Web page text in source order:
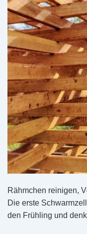
Rähmchen reinigen,
Die erste
den Frühling und